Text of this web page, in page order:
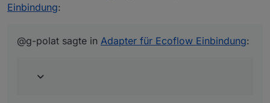
Einbindung:
@g-polat sagte in Adapter für Ecoflow Einbindung: